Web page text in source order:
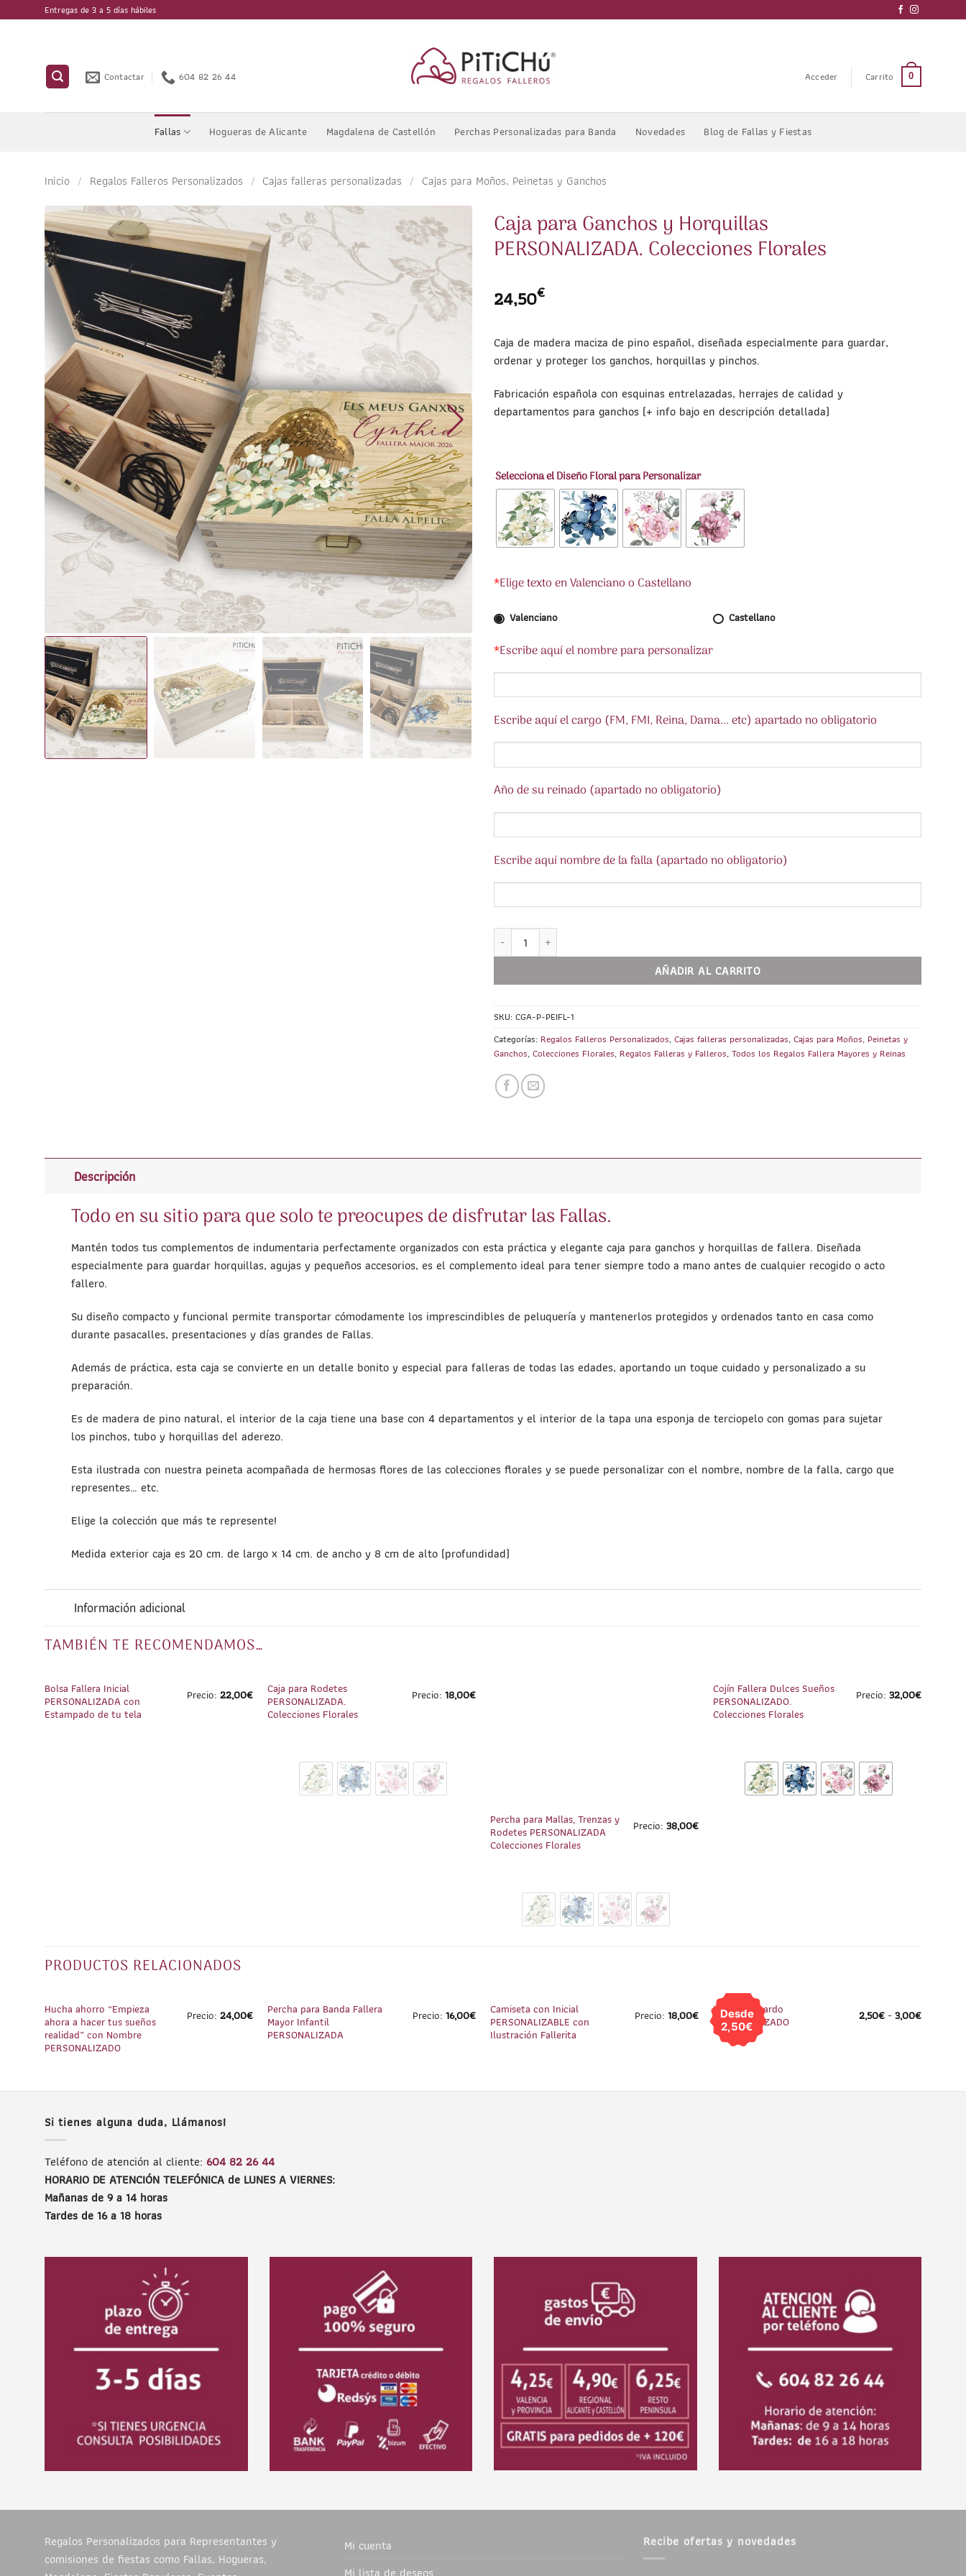
al
Entregas de 3 a 5 días hábiles
Contactar 604 82 26 44 Acceder Carrito 0
Fallas Hogueras de Alicante Magdalena de Castellón Perchas Personalizadas para Banda Novedades Blog de Fallas y Fiestas
Inicio / Regalos Falleros Personalizados / Cajas falleras personalizadas / Cajas para Moños, Peinetas y Ganchos
Caja para Ganchos y Horquillas
PERSONALIZADA. Colecciones Florales
24,50€
Caja de madera maciza de pino español, diseñada especialmente para guardar,
ordenar y proteger los ganchos, horquillas y pinchos.
Fabricación española con esquinas entrelazadas, herrajes de calidad y
departamentos para ganchos (+ info bajo en descripción detallada)
Selecciona el Diseño Floral para Personalizar
*Elige texto en Valenciano o Castellano
Valenciano Castellano
*Escribe aquí el nombre para personalizar
Escribe aquí el cargo (FM, FMI, Reina, Dama... etc) apartado no obligatorio
Año de su reinado (apartado no obligatorio)
Escribe aquí nombre de la falla (apartado no obligatorio)
AÑADIR AL CARRITO
SKU:CGA-P-PEIFL-1
Categorías: Regalos Falleros Personalizados,Cajas falleras personalizadas,Cajas para Moños, Peinetas y
Ganchos,Colecciones Florales, Regalos Falleras y Falleros,Todos los Regalos Fallera Mayores y Reinas
Descripción
Todo en su sitio para que solo te preocupes de disfrutar las Fallas.
Mantén todos tus complementos de indumentaria perfectamente organizados con esta práctica y elegante caja para ganchos y horquillas de fallera. Diseñada
especialmente para guardar horquillas, agujas y pequeños accesorios, es el complemento ideal para tener siempre todo a mano antes de cualquier recogido o acto
fallero.
Su diseño compacto y funcional permite transportar cómodamente los imprescindibles de peluquería y mantenerlos protegidos y ordenados tanto en casa como
durante pasacalles, presentaciones y días grandes de Fallas.
Además de práctica, esta caja se convierte en un detalle bonito y especial para falleras de todas las edades, aportando un toque cuidado y personalizado a su
preparación.
Es de madera de pino natural, el interior de la caja tiene una base con 4 departamentos y el interior de la tapa una esponja de terciopelo con gomas para sujetar
los pinchos, tubo y horquillas del aderezo.
Esta ilustrada con nuestra peineta acompañada de hermosas flores de las colecciones florales y se puede personalizar con el nombre, nombre de la falla, cargo que
representes… etc.
Elige la colección que más te represente!
Medida exterior caja es 20 cm. de largo x 14 cm. de ancho y 8 cm de alto (profundidad)
Información adicional
TAMBIÉN TE RECOMENDAMOS…
Bolsa Fallera Inicial
PERSONALIZADA con
Estampado de tu tela
Precio:22,00€ Caja para Rodetes
PERSONALIZADA.
Colecciones Florales
Precio:18,00€
Percha para Mallas, Trenzas y
Rodetes PERSONALIZADA
Colecciones Florales
Precio:38,00€
Cojín Fallera Dulces Sueños
PERSONALIZADO.
Colecciones Florales
Precio:32,00€
PRODUCTOS RELACIONADOS
Hucha ahorro “Empieza
ahora a hacer tus sueños
realidad” con Nombre
PERSONALIZADO
Precio:24,00€ Percha para Banda Fallera
Mayor Infantil
PERSONALIZADA
Precio:16,00€ Camiseta con Inicial
PERSONALIZABLE con
Ilustración Fallerita
Precio:18,00€
Desde
2,50€
Llavero Petardo
PERSONALIZADO 2,50€ -3,00€
Si tienes alguna duda, Llámanos!
Teléfono de atención al cliente: 604 82 26 44
HORARIO DE ATENCIÓN TELEFÓNICA de LUNES A VIERNES:
Mañanas de 9 a 14 horas
Tardes de 16 a 18 horas
Regalos Personalizados para Representantes y
comisiones de fiestas como Fallas, Hogueras,
Mi cuenta
Mi lista de deseos
Recibe ofertas y novedades